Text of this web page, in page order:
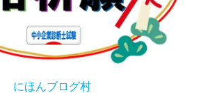
にほんブログ村